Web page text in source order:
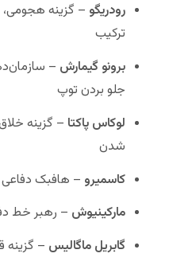
رودریگو – گزینه
ترکیب
برونو گیمارش –
جلو بردن توپ
لوکاس پاکتا – گزینه
شدن
کاسمیرو – هافبک
مارکینیوش – رهبر خط
گابریل ماگالیس – گزینه